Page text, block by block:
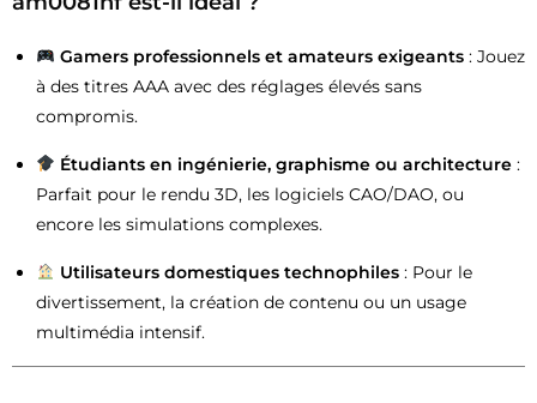
Gamers professionnels et amateurs exigeants: Jouez
à des titres AAA avec des réglages élevés sans
compromis.
Étudiants en ingénierie, graphisme ou architecture:
Parfait pour le rendu 3D, les logiciels CAO/DAO, ou
encore les simulations complexes.
Utilisateurs domestiques technophiles: Pour le
divertissement, la création de contenu ou un usage
multimédia intensif.